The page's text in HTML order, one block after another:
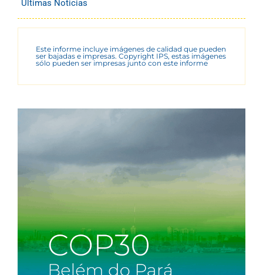
Últimas Noticias
Este informe incluye imágenes de calidad que pueden
ser bajadas e impresas. Copyright IPS, estas imágenes
sólo pueden ser impresas junto con este informe